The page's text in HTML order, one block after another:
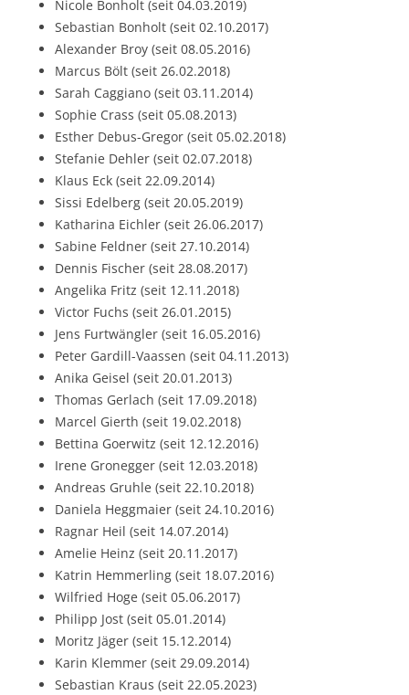
Nicole Bonholt (seit 04.03.2019)
Sebastian Bonholt (seit 02.10.2017)
Alexander Broy (seit 08.05.2016)
Marcus Bölt (seit 26.02.2018)
Sarah Caggiano (seit 03.11.2014)
Sophie Crass (seit 05.08.2013)
Esther Debus-Gregor (seit 05.02.2018)
Stefanie Dehler (seit 02.07.2018)
Klaus Eck (seit 22.09.2014)
Sissi Edelberg (seit 20.05.2019)
Katharina Eichler (seit 26.06.2017)
Sabine Feldner (seit 27.10.2014)
Dennis Fischer (seit 28.08.2017)
Angelika Fritz (seit 12.11.2018)
Victor Fuchs (seit 26.01.2015)
Jens Furtwängler (seit 16.05.2016)
Peter Gardill-Vaassen (seit 04.11.2013)
Anika Geisel (seit 20.01.2013)
Thomas Gerlach (seit 17.09.2018)
Marcel Gierth (seit 19.02.2018)
Bettina Goerwitz (seit 12.12.2016)
Irene Gronegger (seit 12.03.2018)
Andreas Gruhle (seit 22.10.2018)
Daniela Heggmaier (seit 24.10.2016)
Ragnar Heil (seit 14.07.2014)
Amelie Heinz (seit 20.11.2017)
Katrin Hemmerling (seit 18.07.2016)
Wilfried Hoge (seit 05.06.2017)
Philipp Jost (seit 05.01.2014)
Moritz Jäger (seit 15.12.2014)
Karin Klemmer (seit 29.09.2014)
Sebastian Kraus (seit 22.05.2023)